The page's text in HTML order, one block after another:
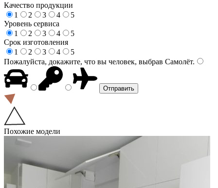
Качество продукции
1
2 3 4
5
Уровень сервиса
1
2 3 4
5
Срок изготовления
1
2 3 4
5
Пожалуйста, докажите, что вы человек, выбрав Самолёт.
Похожие модели